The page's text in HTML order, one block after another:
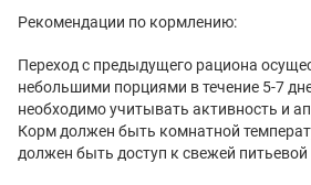
Рекомендации по кормлению:
Переход с предыдущего рациона
небольшими порциями в течение 5-7
необходимо учитывать активность и
Корм должен быть комнатной
должен быть доступ к свежей питьевой